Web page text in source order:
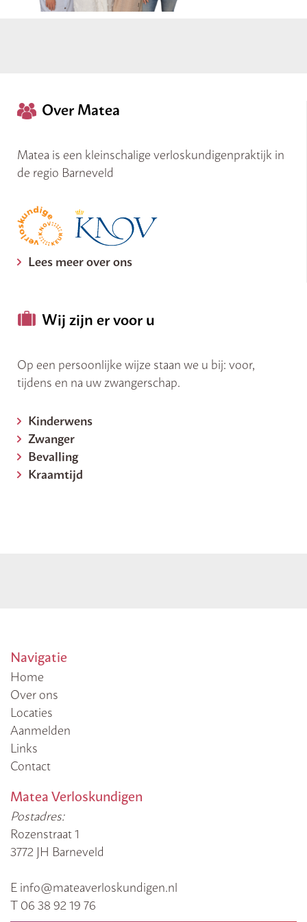
Over Matea
Matea is een kleinschalige verloskundigenpraktijk in
de regio Barneveld
Lees meer over ons
Wij zijn er voor u
Op een persoonlijke wijze staan we u bij: voor,
tijdens en na uw zwangerschap.
Kinderwens
Zwanger
Bevalling
Kraamtijd
Navigatie
Home
Over ons
Locaties
Aanmelden
Links
Contact
Matea Verloskundigen
Postadres:
Rozenstraat 1
3772 JH Barneveld
E info@mateaverloskundigen.nl
T 06 38 92 19 76